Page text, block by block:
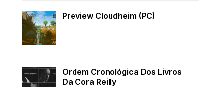
Preview Cloudheim (PC)
Ordem Cronológica Dos Livros
Da Cora Reilly